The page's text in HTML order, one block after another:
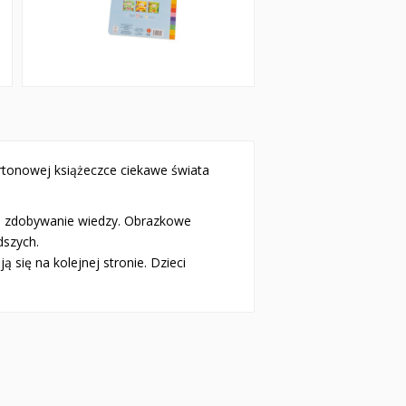
książeczce ciekawe świata
wiedzy. Obrazkowe
się na kolejnej stronie. Dzieci